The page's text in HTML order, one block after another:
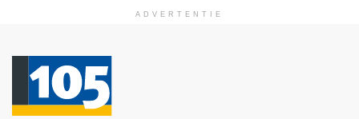
ADVERTENTIE